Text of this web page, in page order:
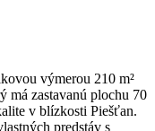
výmerou 210 m²
má zastavanú plochu 70
v blízkosti Piešťan.
predstáv s